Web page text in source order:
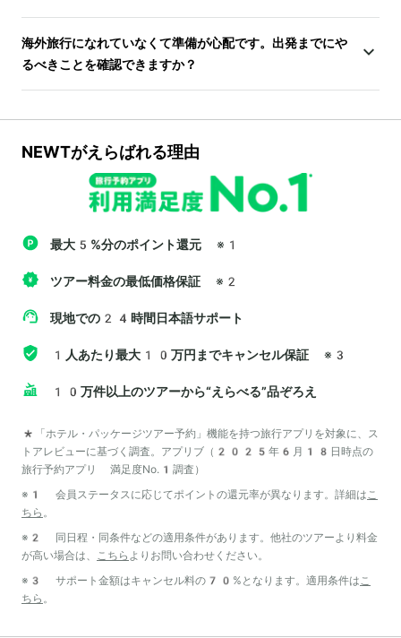
海外旅行になれていなくて準備が心配です。出発までにや
るべきことを確認できますか？
NEWTがえらばれる理由
最大5%分のポイント還元 ※1
ツアー料金の最低価格保証 ※2
現地での24時間日本語サポート
1人あたり最大10万円までキャンセル保証 ※3
10万件以上のツアーから“えらべる”品ぞろえ
*「ホテル・パッケージツアー予約」機能を持つ旅行アプリを対象に、ス
トアレビューに基づく調査。アプリブ（2025年6月18日時点の
旅行予約アプリ 満足度No.1調査）
※1 会員ステータスに応じてポイントの還元率が異なります。詳細は こ
ちら 。
※2 同日程・同条件などの適用条件があります。他社のツアーより料金
が高い場合は、
こちら よりお問い合わせください。
※3 サポート金額はキャンセル料の70%となります。適用条件は こ
ちら 。